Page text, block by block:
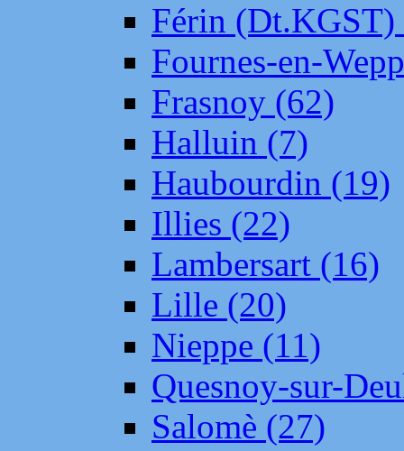
Férin (Dt.KGST)
Fournes-en-
Frasnoy (62)
Halluin (7)
Haubourdin (19)
Illies (22)
Lambersart (16)
Lille (20)
Nieppe (11)
Quesnoy-sur-
Salomè (27)